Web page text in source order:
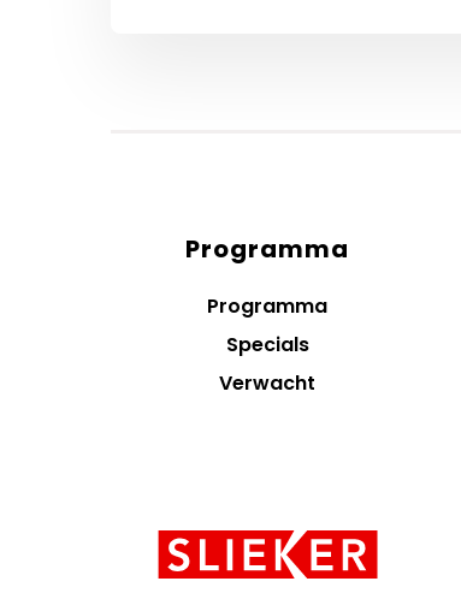
DienstenProgramma
Programma
Specials
Verwacht
informatie